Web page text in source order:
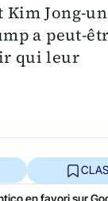
Kim Jong-un
a peut-
qui leur
en favori sur